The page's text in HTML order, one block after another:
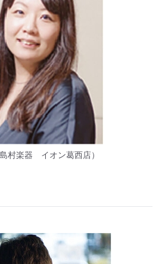
村楽器 イオン葛西店）